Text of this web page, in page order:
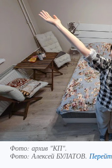
Фото: архив "КП".
Фото: Алексей БУЛАТОВ.